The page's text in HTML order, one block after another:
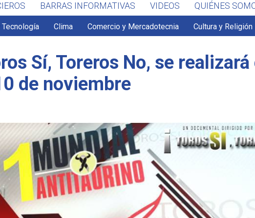
BARRAS INFORMATIVAS VIDEOS QUIÉNES
Tecnología Clima Comercio y Mercadotecnia Cultura y Religión
Sí, Toreros No, se
de noviembre